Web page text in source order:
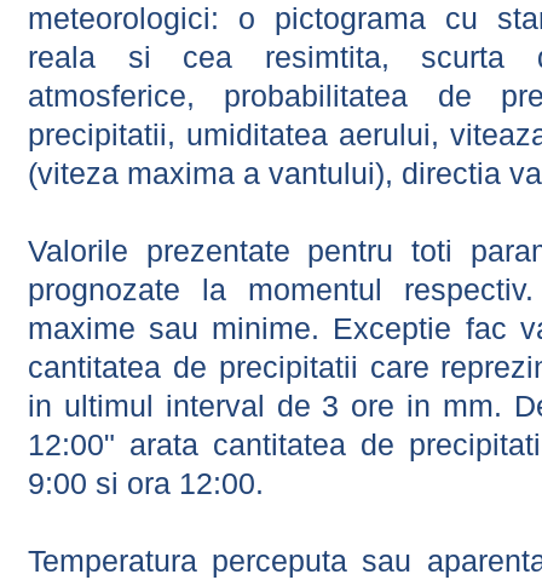
meteorologici: o pictograma cu
reala si cea resimtita, scurta
atmosferice, probabilitatea de
precipitatii, umiditatea aerului,
(viteza maxima a vantului), directia
Valorile prezentate pentru toti
prognozate la momentul
maxime sau minime. Exceptie fac
cantitatea de precipitatii care
in ultimul interval de 3 ore in mm.
12:00" arata cantitatea de
9:00 si ora 12:00.
Temperatura perceputa sau